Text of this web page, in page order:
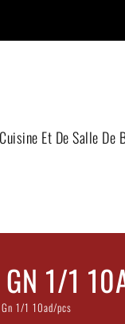
Cuisine Et De Salle De
GN 1/1
1/1 10ad/pcs